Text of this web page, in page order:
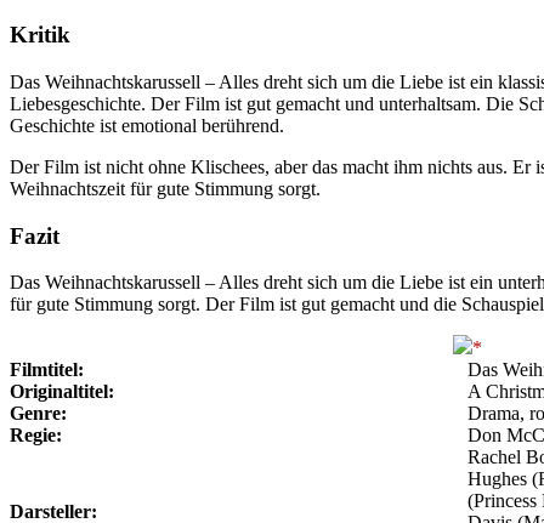
Kritik
Das Weihnachtskarussell – Alles dreht sich um die Liebe ist ein
Liebesgeschichte. Der Film ist gut gemacht und unterhaltsam. Die
Geschichte ist emotional berührend.
Der Film ist nicht ohne Klischees, aber das macht ihm nichts aus. Er
Weihnachtszeit für gute Stimmung sorgt.
Fazit
Das Weihnachtskarussell – Alles dreht sich um die Liebe ist ein
für gute Stimmung sorgt. Der Film ist gut gemacht und die
Filmtitel:
Das
Originaltitel:
A
Genre:
Drama,
Regie:
Don
Darsteller:
Rachel
Hughes